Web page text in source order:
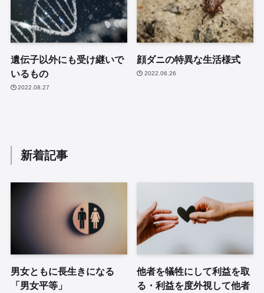
遺伝子以外にも受け継いで
いるもの
2022.08.27
顔ダニの特異な生活様式
2022.06.26
新着記事
男女ともに長生きになる
「男女平等」
他者を犠牲にして利益を取
る・利益を度外視して他者